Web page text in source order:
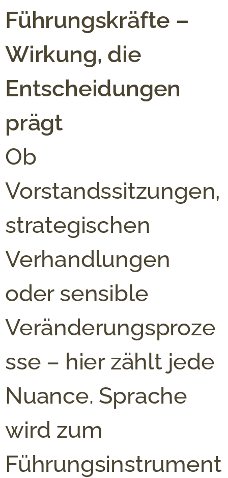
Führungskräfte –
Wirkung, die
Entscheidungen
prägt
Ob
Vorstandssitzungen,
strategischen
Verhandlungen
oder sensible
Veränderungsproze
sse – hier zählt jede
Nuance. Sprache
wird zum
Führungsinstrument